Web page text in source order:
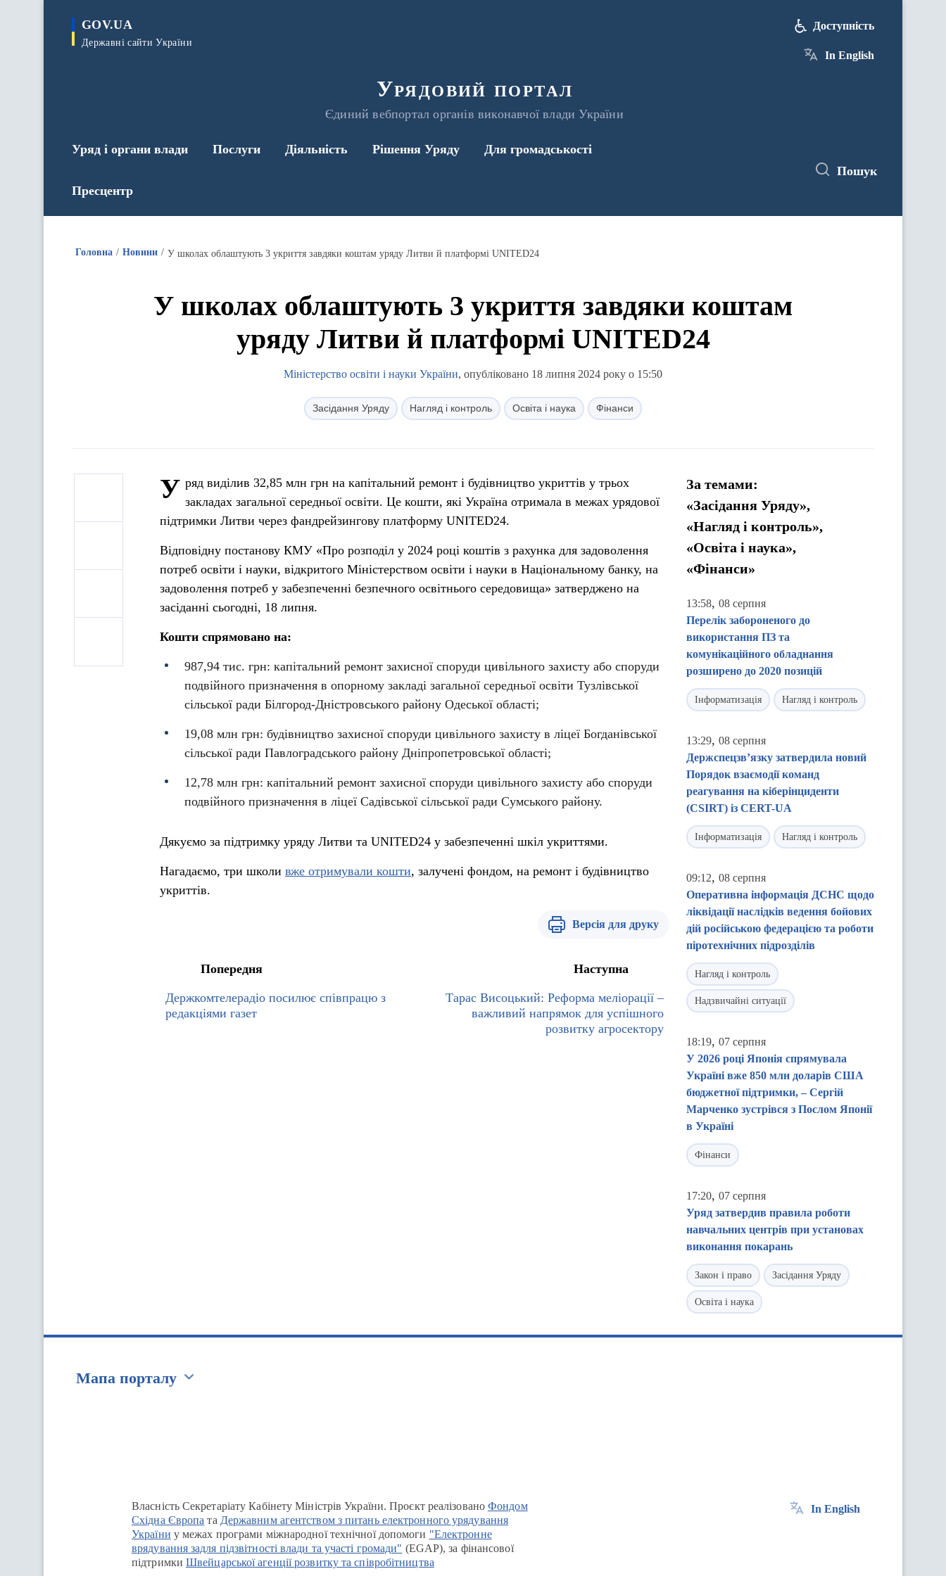
GOV.UA
Державні сайти України
Урядовий портал
Єдиний вебпортал органів виконавчої влади України
Доступність
In English
Уряд і органи влади Послуги Діяльність Рішення Уряду Для громадськості
Пресцентр
Пошук
Головна Новини У школах облаштують 3 укриття завдяки коштам уряду Литви й платформі UNITED24
У школах облаштують 3 укриття завдяки коштам
уряду Литви й платформі UNITED24
Міністерство освіти і науки України, опубліковано 18 липня 2024 року о 15:50
Засідання Уряду Нагляд і контроль Освіта і наука Фінанси
У ряд виділив 32,85 млн грн на капітальний ремонт і будівництво укриттів у трьох
закладах загальної середньої освіти. Це кошти, які Україна отримала в межах урядової
підтримки Литви через фандрейзингову платформу UNITED24.
Відповідну постанову КМУ «Про розподіл у 2024 році коштів з рахунка для задоволення
потреб освіти і науки, відкритого Міністерством освіти і науки в Національному банку, на
задоволення потреб у забезпеченні безпечного освітнього середовища» затверджено на
засіданні сьогодні, 18 липня.
Кошти спрямовано на:
987,94 тис. грн: капітальний ремонт захисної споруди цивільного захисту або споруди
подвійного призначення в опорному закладі загальної середньої освіти Тузлівської
сільської ради Білгород-Дністровського району Одеської області;
19,08 млн грн: будівництво захисної споруди цивільного захисту в ліцеї Богданівської
сільської ради Павлоградського району Дніпропетровської області;
12,78 млн грн: капітальний ремонт захисної споруди цивільного захисту або споруди
подвійного призначення в ліцеї Садівської сільської ради Сумського району.
Дякуємо за підтримку уряду Литви та UNITED24 у забезпеченні шкіл укриттями.
Нагадаємо, три школи вже отримували кошти, залучені фондом, на ремонт і будівництво
укриттів.
Версія для друку
Попередня
Держкомтелерадіо посилює співпрацю з
редакціями газет
Наступна
Тарас Висоцький: Реформа меліорації –
важливий напрямок для успішного
розвитку агросектору
За темами:
«Засідання Уряду»,
«Нагляд і контроль»,
«Освіта і наука»,
«Фінанси»
13:58, 08 серпня
Перелік забороненого до
використання ПЗ та
комунікаційного обладнання
розширено до 2020 позицій
Інформатизація Нагляд і контроль
13:29, 08 серпня
Держспецзв’язку затвердила новий
Порядок взаємодії команд
реагування на кіберінциденти
(CSIRT) із CERT-UA
Інформатизація Нагляд і контроль
09:12, 08 серпня
Оперативна інформація ДСНС щодо
ліквідації наслідків ведення бойових
дій російською федерацією та роботи
піротехнічних підрозділів
Нагляд і контроль
Надзвичайні ситуації
18:19, 07 серпня
У 2026 році Японія спрямувала
Україні вже 850 млн доларів США
бюджетної підтримки, – Сергій
Марченко зустрівся з Послом Японії
в Україні
Фінанси
17:20, 07 серпня
Уряд затвердив правила роботи
навчальних центрів при установах
виконання покарань
Закон і право Засідання Уряду
Освіта і наука
Мапа порталу
Власність Секретаріату Кабінету Міністрів України. Проєкт реалізованоФондом
Східна Європа та Державним агентством з питань електронного урядування
України у межах програми міжнародної технічної допомоги "Електронне
врядування задля підзвітності влади та участі громади" (EGAP), за фінансової
підтримки Швейцарської агенції розвитку та співробітництва
In English